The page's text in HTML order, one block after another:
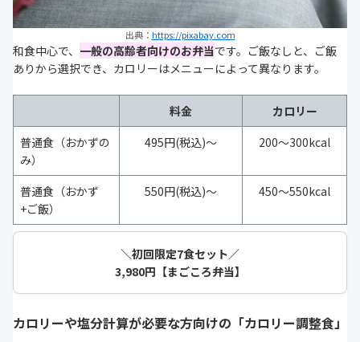
出典： https://pixabay.com
和食中心で、 一般の高齢者向けのお弁当です。ご飯なしと、ご飯
ありから選択でき、カロリーはメニューによって異なります。
料金
カロリー
普通食（おかずの
み）
495円(税込)～ 200～300kcal
普通食（おかず
+ご飯）
550円(税込)～ 450～550kcal
＼初回限定7食セット／
3,980円【まごころ弁当】
カロリーや塩分計算が必要な方向けの「カロリー調整食」